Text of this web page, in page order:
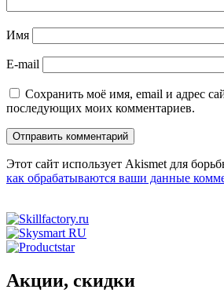
Имя
E-mail
Сохранить моё имя, email и адрес
последующих моих комментариев.
Этот сайт использует Akismet для
как обрабатываются ваши данные
Акции, скидки